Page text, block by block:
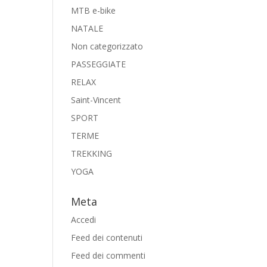
MTB e-bike
NATALE
Non categorizzato
PASSEGGIATE
RELAX
Saint-Vincent
SPORT
TERME
TREKKING
YOGA
Meta
Accedi
Feed dei contenuti
Feed dei commenti